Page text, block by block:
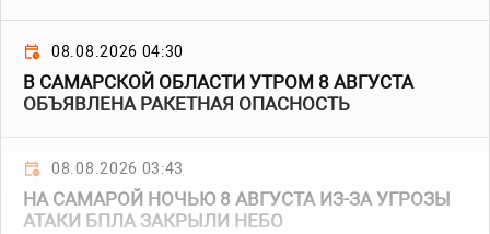
08.08.2026 04:30
В САМАРСКОЙ ОБЛАСТИ УТРОМ 8 АВГУСТА
ОБЪЯВЛЕНА РАКЕТНАЯ ОПАСНОСТЬ
08.08.2026 03:43
НА САМАРОЙ НОЧЬЮ 8 АВГУСТА ИЗ-ЗА УГРОЗЫ
АТАКИ БПЛА ЗАКРЫЛИ НЕБО